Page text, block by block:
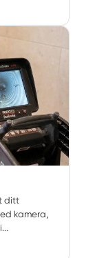
ditt
kamera,